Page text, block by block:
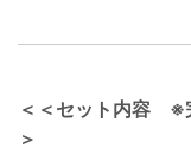
＜＜セット内容 ※
＞